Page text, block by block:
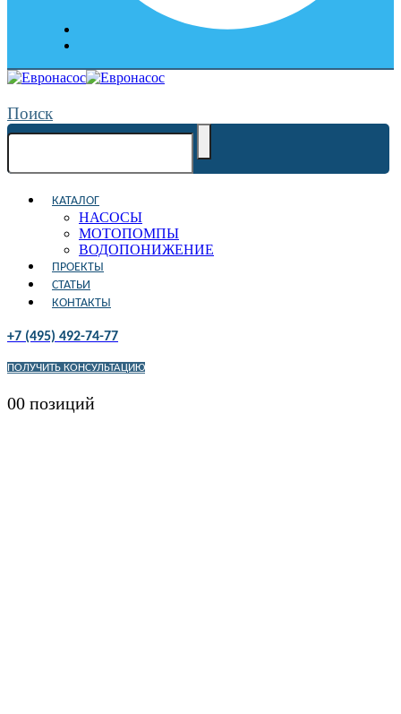
Поиск
КАТАЛОГ
НАСОСЫ
МОТОПОМПЫ
ВОДОПОНИЖЕНИЕ
ПРОЕКТЫ
СТАТЬИ
КОНТАКТЫ
+7 (495) 492-74-77
ПОЛУЧИТЬ КОНСУЛЬТАЦИЮ
00 позиций